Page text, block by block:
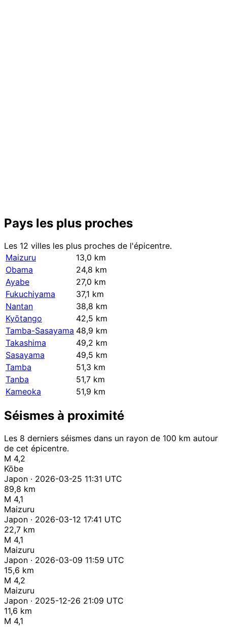
Pays les plus proches
Les 12 villes les plus proches de l'épicentre.
Maizuru
13,0 km
Obama
24,8 km
Ayabe
27,0 km
Fukuchiyama
37,1 km
Nantan
38,8 km
Kyōtango
42,5 km
Tamba-Sasayama 48,9 km
Takashima
49,2 km
Sasayama
49,5 km
Tamba
51,3 km
Tanba
51,7 km
Kameoka
51,9 km
Séismes à proximité
Les 8 derniers séismes dans un rayon de 100 km autour
de cet épicentre.
M 4,2
Kōbe
Japon · 2026-03-25 11:31 UTC
89,8 km
M 4,1
Maizuru
Japon · 2026-03-12 17:41 UTC
22,7 km
M 4,1
Maizuru
Japon · 2026-03-09 11:59 UTC
15,6 km
M 4,2
Maizuru
Japon · 2025-12-26 21:09 UTC
11,6 km
M 4,1